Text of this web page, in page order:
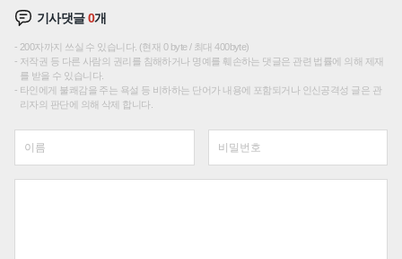
기사댓글0개
200자까지 쓰실 수 있습니다. (현재 0 byte / 최대 400byte)
저작권 등 다른 사람의 권리를 침해하거나 명예를 훼손하는 댓글은 관련 법률에 의해 제재
를 받을 수 있습니다.
타인에게 불쾌감을 주는 욕설 등 비하하는 단어가 내용에 포함되거나 인신공격성 글은 관
리자의 판단에 의해 삭제 합니다.